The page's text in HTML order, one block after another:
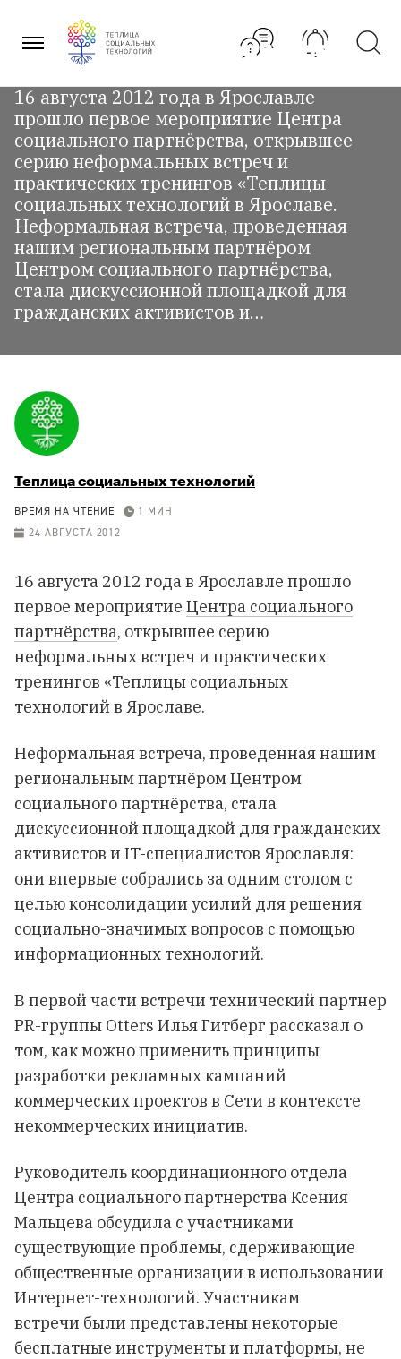
содержанию
Первая неформальная
встреча ТеСТ в Ярославле
16 августа 2012 года в Ярославле
прошло первое мероприятие Центра
социального партнёрства, открывшее
серию неформальных встреч и
практических тренингов «Теплицы
социальных технологий в Ярославе.
Неформальная встреча, проведенная
нашим региональным партнёром
Центром социального партнёрства,
стала дискуссионной площадкой для
гражданских активистов и…
Теплица социальных технологий
ВРЕМЯ НА ЧТЕНИЕ
1 МИН
24 АВГУСТА 2012
16 августа 2012 года в Ярославле прошло
первое мероприятие Центра социального
партнёрства, открывшее серию
неформальных встреч и практических
тренингов «Теплицы социальных
технологий в Ярославе.
Неформальная встреча, проведенная нашим
региональным партнёром Центром
социального партнёрства, стала
дискуссионной площадкой для гражданских
активистов и IT-специалистов Ярославля:
они впервые собрались за одним столом с
целью консолидации усилий для решения
социально-значимых вопросов с помощью
информационных технологий.
В первой части встречи технический партнер
PR-группы Otters Илья Гитберг рассказал о
том, как можно применить принципы
разработки рекламных кампаний
коммерческих проектов в Сети в контексте
некоммерческих инициатив.
Руководитель координационного отдела
Центра социального партнерства Ксения
Мальцева обсудила с участниками
существующие проблемы, сдерживающие
общественные организации в использовании
Интернет-технологий. Участникам
встречи были представлены некоторые
бесплатные инструменты и платформы, не